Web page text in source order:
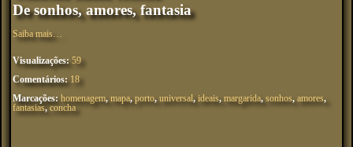
De sonhos, amores, fantasia
Saiba mais…
Visualizações:59
Comentários: 18
Marcações:homenagem, mapa, porto, universal,ideais, margarida,sonhos, amores,
fantasias,concha